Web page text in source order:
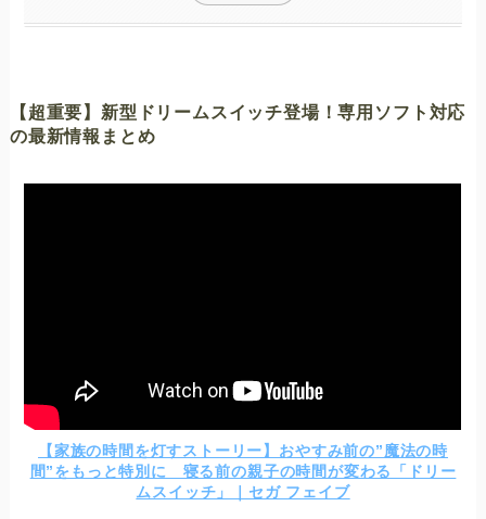
【超重要】新型ドリームスイッチ登場！専用ソフト対応
の最新情報まとめ
【家族の時間を灯すストーリー】おやすみ前の”魔法の時
間”をもっと特別に 寝る前の親子の時間が変わる「ドリー
ムスイッチ」｜セガ フェイブ